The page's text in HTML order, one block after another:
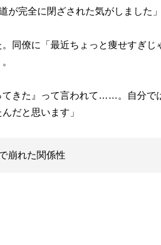
が完全に閉ざされた気がしました」
同僚に「最近ちょっと痩せすぎじ
てきた』って言われて……。自分で
だと思います」
崩れた関係性